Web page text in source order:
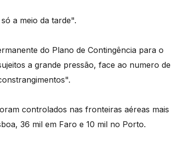
a meio da tarde".
do Plano de Contingência para o
a grande pressão, face ao numero de
controlados nas fronteiras aéreas mais
36 mil em Faro e 10 mil no Porto.